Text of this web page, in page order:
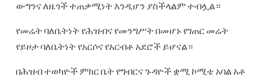
ውግንና ለዜጎች ተጠቃሚነት እንዲሆን ያስችላልም ተብሏል።
የመሬት ባለቤትነት የሕዝብና የመንግሥት በመሆኑ የገጠር መሬት
የይዞታ ባለቤትነት የአርሶና የአርብቶ አደሮች ይሆናል።
በሕዝብ ተወካዮች ምክር ቤት የግብርና ጉዳዮች ቋሚ ኮሚቴ አባል አቶ